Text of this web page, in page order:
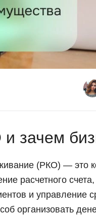
зачем
(РКО) — это
расчетного
и управление
организовать